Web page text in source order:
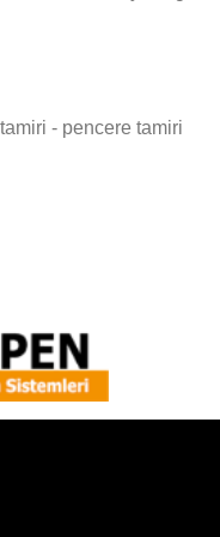
- pencere tamiri